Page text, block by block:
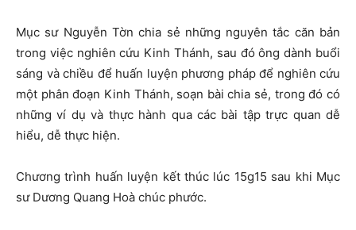
Mục sư Nguyễn Tờn chia sẻ những nguyên tắc căn bản
trong việc nghiên cứu Kinh Thánh, sau đó ông dành buổi
sáng và chiều để huấn luyện phương pháp để nghiên cứu
một phân đoạn Kinh Thánh, soạn bài chia sẻ, trong đó có
những ví dụ và thực hành qua các bài tập trực quan dễ
hiểu, dễ thực hiện.
Chương trình huấn luyện kết thúc lúc 15g15 sau khi Mục
sư Dương Quang Hoà chúc phước.